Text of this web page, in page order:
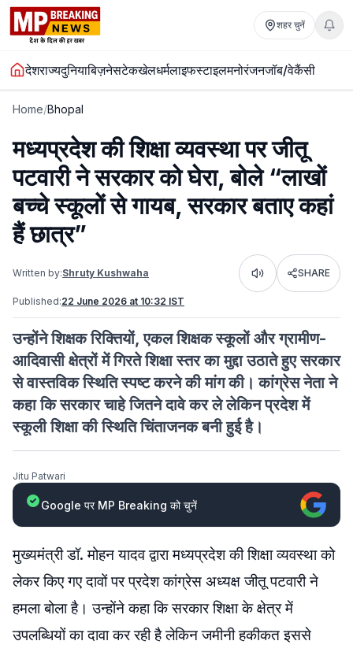
शहर चुनें
देशराज्यदुनियाबिज़नेसटेकखेलधर्मलाइफस्टाइलमनोरंजनजॉब/वेकैंसी
Home/Bhopal
मध्यप्रदेश की शिक्षा व्यवस्था पर जीतू
पटवारी ने सरकार को घेरा, बोले “लाखों
बच्चे स्कूलों से गायब, सरकार बताए कहां
हैं छात्र”
Written by:Shruty Kushwaha Listen SHARE
Published:22 June 2026 at 10:32 IST
उन्होंने शिक्षक रिक्तियों, एकल शिक्षक स्कूलों और ग्रामीण-
आदिवासी क्षेत्रों में गिरते शिक्षा स्तर का मुद्दा उठाते हुए सरकार
से वास्तविक स्थिति स्पष्ट करने की मांग की। कांग्रेस नेता ने
कहा कि सरकार चाहे जितने दावे कर ले लेकिन प्रदेश में
स्कूली शिक्षा की स्थिति चिंताजनक बनी हुई है।
Jitu Patwari
Google पर MP Breaking को चुनें
मुख्यमंत्री डॉ. मोहन यादव द्वारा मध्यप्रदेश की शिक्षा व्यवस्था को
लेकर किए गए दावों पर प्रदेश कांग्रेस अध्यक्ष जीतू पटवारी ने
हमला बोला है। उन्होंने कहा कि सरकार शिक्षा के क्षेत्र में
उपलब्धियों का दावा कर रही है लेकिन जमीनी हकीकत इससे